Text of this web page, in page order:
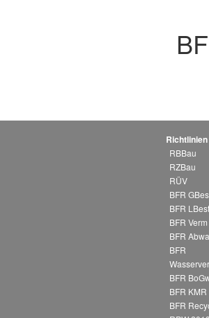
Richtlinien
RBBau
RZBau
RÜV
BFR
BFR
BFR Verm
BFR
BFR
BFR
BFR KMR
BFR